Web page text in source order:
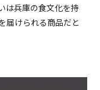
は兵庫の食文化を持
届けられる商品だと